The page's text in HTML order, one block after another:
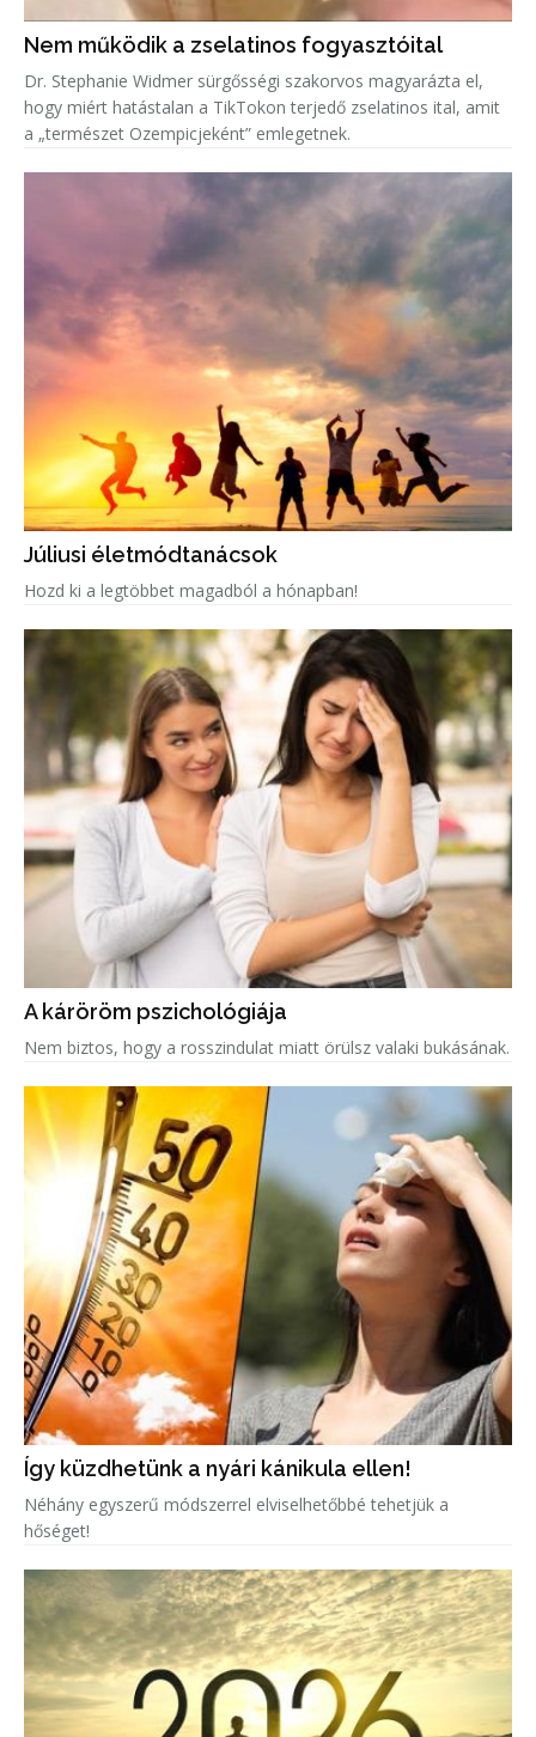
Nem működik a zselatinos fogyasztóital
Dr. Stephanie Widmer sürgősségi szakorvos magyarázta el,
hogy miért hatástalan a TikTokon terjedő zselatinos ital, amit
a „természet Ozempicjeként” emlegetnek.
Júliusi életmódtanácsok
Hozd ki a legtöbbet magadból a hónapban!
A káröröm pszichológiája
Nem biztos, hogy a rosszindulat miatt örülsz valaki bukásának.
Így küzdhetünk a nyári kánikula ellen!
Néhány egyszerű módszerrel elviselhetőbbé tehetjük a
hőséget!